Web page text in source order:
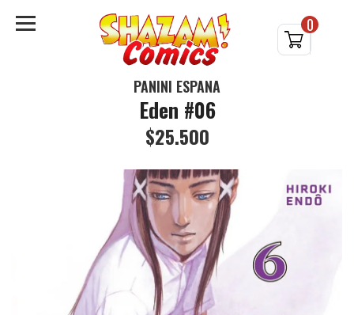
0
PANINI ESPAÑA
Eden #06
$25.500